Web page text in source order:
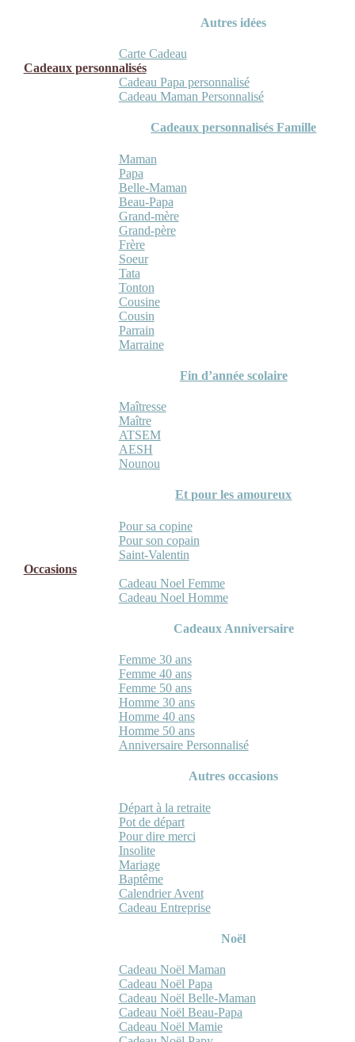
Autres idées
Carte Cadeau
Cadeaux personnalisés
Cadeau Papa personnalisé
Cadeau Maman Personnalisé
Cadeaux personnalisés Famille
Maman
Papa
Belle-Maman
Beau-Papa
Grand-mère
Grand-père
Frère
Soeur
Tata
Tonton
Cousine
Cousin
Parrain
Marraine
Fin d’année scolaire
Maîtresse
Maître
ATSEM
AESH
Nounou
Et pour les amoureux
Pour sa copine
Pour son copain
Saint-Valentin
Occasions
Cadeau Noel Femme
Cadeau Noel Homme
Cadeaux Anniversaire
Femme 30 ans
Femme 40 ans
Femme 50 ans
Homme 30 ans
Homme 40 ans
Homme 50 ans
Anniversaire Personnalisé
Autres occasions
Départ à la retraite
Pot de départ
Pour dire merci
Insolite
Mariage
Baptême
Calendrier Avent
Cadeau Entreprise
Noël
Cadeau Noël Maman
Cadeau Noël Papa
Cadeau Noël Belle-Maman
Cadeau Noël Beau-Papa
Cadeau Noël Mamie